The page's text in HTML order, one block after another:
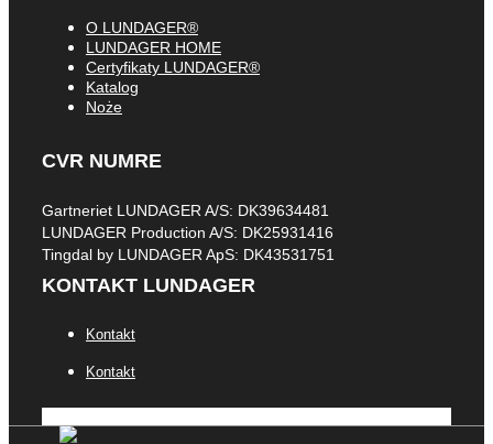
O LUNDAGER®
LUNDAGER HOME
Certyfikaty LUNDAGER®
Katalog
Noże
CVR NUMRE
Gartneriet LUNDAGER A/S: DK39634481
LUNDAGER Production A/S: DK25931416
Tingdal by LUNDAGER ApS: DK43531751
KONTAKT LUNDAGER
Kontakt
Kontakt